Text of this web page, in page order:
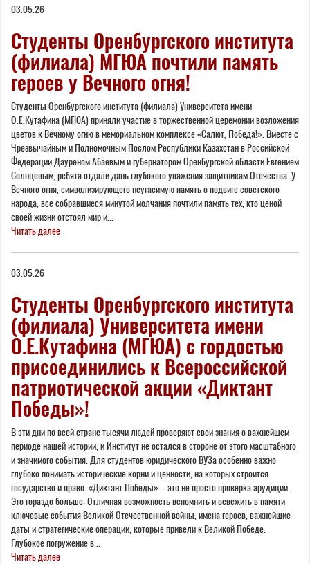
here
03.05.26
Студенты Оренбургского института
(филиала) МГЮА почтили память
героев у Вечного огня!
Студенты Оренбургского института (филиала) Университета имени
О.Е.Кутафина (МГЮА) приняли участие в торжественной церемонии возложения
цветов к Вечному огню в мемориальном комплексе «Салют, Победа!». Вместе с
Чрезвычайным и Полномочным Послом Республики Казахстан в Российской
Федерации Дауреном Абаевым и губернатором Оренбургской области Евгением
Солнцевым, ребята отдали дань глубокого уважения защитникам Отечества. У
Вечного огня, символизирующего неугасимую память о подвиге советского
народа, все собравшиеся минутой молчания почтили память тех, кто ценой
своей жизни отстоял мир и...
Читать далее
03.05.26
Студенты Оренбургского института
(филиала) Университета имени
О.Е.Кутафина (МГЮА) с гордостью
присоединились к Всероссийской
патриотической акции «Диктант
Победы»!
В эти дни по всей стране тысячи людей проверяют свои знания о важнейшем
периоде нашей истории, и Институт не остался в стороне от этого масштабного
и значимого события. Для студентов юридического ВУЗа особенно важно
глубоко понимать исторические корни и ценности, на которых строится
государство и право. «Диктант Победы» – это не просто проверка эрудиции.
Это гораздо больше: Отличная возможность вспомнить и освежить в памяти
ключевые события Великой Отечественной войны, имена героев, важнейшие
даты и стратегические операции, которые привели к Великой Победе.
Глубокое погружение в...
Читать далее